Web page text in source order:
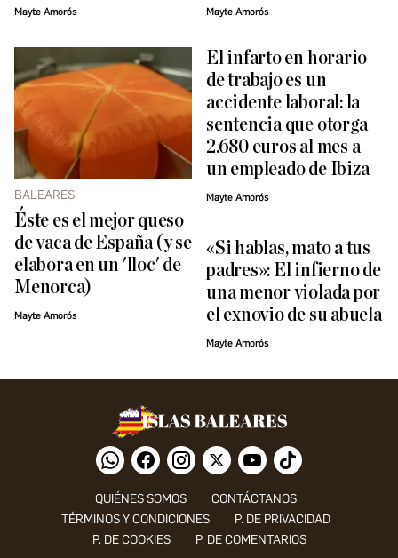
Mayte Amorós Mayte Amorós
BALEARES
Éste es el mejor queso
de vaca de España (y se
elabora en un 'lloc' de
Menorca)
Mayte Amorós
El infarto en horario
de trabajo es un
accidente laboral: la
sentencia que otorga
2.680 euros al mes a
un empleado de Ibiza
Mayte Amorós
«Si hablas, mato a tus
padres»: El infierno de
una menor violada por
el exnovio de su abuela
Mayte Amorós
QUIÉNES SOMOS
CONTÁCTANOS
TÉRMINOS Y CONDICIONES
P. DE PRIVACIDAD
P. DE COOKIES
P. DE COMENTARIOS